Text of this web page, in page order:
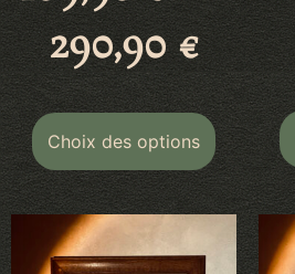
290,90€
Choix des options